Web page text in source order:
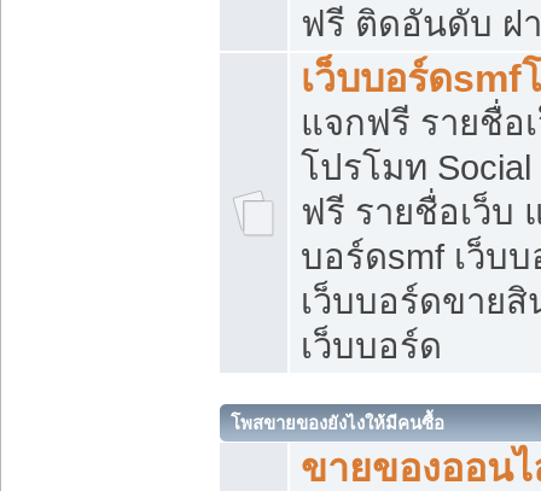
ฟรี ติดอันดับ ฝ
เว็บบอร์ดsmf
แจกฟรี รายชื่อ
โปรโมท
ฟรี รายชื่อเว็บ
บอร์ดsmf เว็บ
เว็บบอร์ดขาย
เว็บบอร์ด
โพสขายของยังไงให้มีคนซื้อ
ขายของออน